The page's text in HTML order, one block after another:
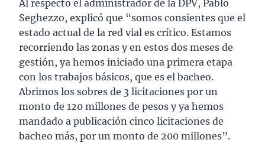
Al respecto el administrador de la DPV, Pablo
Seghezzo, explicó que “somos consientes que el
estado actual de la red vial es crítico. Estamos
recorriendo las zonas y en estos dos meses de
gestión, ya hemos iniciado una primera etapa
con los trabajos básicos, que es el bacheo.
Abrimos los sobres de 3 licitaciones por un
monto de 120 millones de pesos y ya hemos
mandado a publicación cinco licitaciones de
bacheo más, por un monto de 200 millones”.